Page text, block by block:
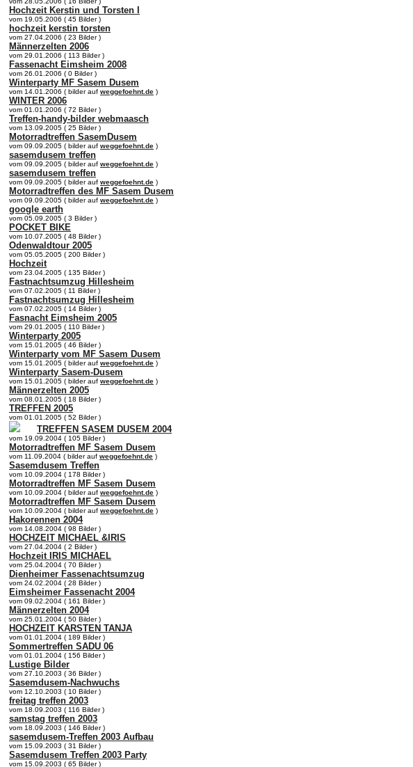
Hochzeit Kerstin und Torsten I
vom 19.05.2006 ( 45 Bilder )
hochzeit kerstin torsten
vom 27.04.2006 ( 23 Bilder )
Männerzelten 2006
vom 29.01.2006 ( 113 Bilder )
Fassenacht Eimsheim 2008
vom 26.01.2006 ( 0 Bilder )
Winterparty MF Sasem Dusem
vom 14.01.2006 ( bilder auf weggefoehnt.de )
WINTER 2006
vom 01.01.2006 ( 72 Bilder )
Treffen-handy-bilder webmaasch
vom 13.09.2005 ( 25 Bilder )
Motorradtreffen SasemDusem
vom 09.09.2005 ( bilder auf weggefoehnt.de )
sasemdusem treffen
vom 09.09.2005 ( bilder auf weggefoehnt.de )
sasemdusem treffen
vom 09.09.2005 ( bilder auf weggefoehnt.de )
Motorradtreffen des MF Sasem Dusem
vom 09.09.2005 ( bilder auf weggefoehnt.de )
google earth
vom 05.09.2005 ( 3 Bilder )
POCKET BIKE
vom 10.07.2005 ( 48 Bilder )
Odenwaldtour 2005
vom 05.05.2005 ( 200 Bilder )
Hochzeit
vom 23.04.2005 ( 135 Bilder )
Fastnachtsumzug Hillesheim
vom 07.02.2005 ( 11 Bilder )
Fastnachtsumzug Hillesheim
vom 07.02.2005 ( 14 Bilder )
Fasnacht Eimsheim 2005
vom 29.01.2005 ( 110 Bilder )
Winterparty 2005
vom 15.01.2005 ( 46 Bilder )
Winterparty vom MF Sasem Dusem
vom 15.01.2005 ( bilder auf weggefoehnt.de )
Winterparty Sasem-Dusem
vom 15.01.2005 ( bilder auf weggefoehnt.de )
Männerzelten 2005
vom 08.01.2005 ( 18 Bilder )
TREFFEN 2005
vom 01.01.2005 ( 52 Bilder )
TREFFEN SASEM DUSEM 2004
vom 19.09.2004 ( 105 Bilder )
Motorradtreffen MF Sasem Dusem
vom 11.09.2004 ( bilder auf weggefoehnt.de )
Sasemdusem Treffen
vom 10.09.2004 ( 178 Bilder )
Motorradtreffen MF Sasem Dusem
vom 10.09.2004 ( bilder auf weggefoehnt.de )
Motorradtreffen MF Sasem Dusem
vom 10.09.2004 ( bilder auf weggefoehnt.de )
Hakorennen 2004
vom 14.08.2004 ( 98 Bilder )
HOCHZEIT MICHAEL &IRIS
vom 27.04.2004 ( 2 Bilder )
Hochzeit IRIS MICHAEL
vom 25.04.2004 ( 70 Bilder )
Dienheimer Fassenachtsumzug
vom 24.02.2004 ( 28 Bilder )
Eimsheimer Fassenacht 2004
vom 09.02.2004 ( 161 Bilder )
Männerzelten 2004
vom 25.01.2004 ( 50 Bilder )
HOCHZEIT KARSTEN TANJA
vom 01.01.2004 ( 189 Bilder )
Sommertreffen SADU 06
vom 01.01.2004 ( 156 Bilder )
Lustige Bilder
vom 27.10.2003 ( 36 Bilder )
Sasemdusem-Nachwuchs
vom 12.10.2003 ( 10 Bilder )
freitag treffen 2003
vom 18.09.2003 ( 116 Bilder )
samstag treffen 2003
vom 18.09.2003 ( 146 Bilder )
sasemdusem-Treffen 2003 Aufbau
vom 15.09.2003 ( 31 Bilder )
Sasemdusem Treffen 2003 Party
vom 15.09.2003 ( 65 Bilder )